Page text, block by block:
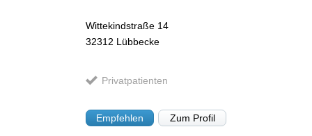
Wittekindstraße 14
32312 Lübbecke
Privatpatienten
Empfehlen Zum Profil